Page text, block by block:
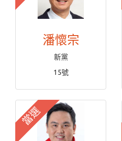
潘懷宗
新黨
15號
當選